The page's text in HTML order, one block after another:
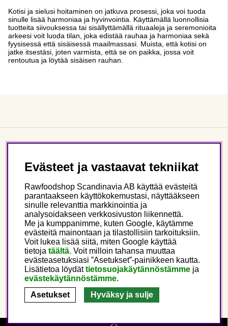
Kotisi ja sielusi hoitaminen on jatkuva prosessi, joka voi tuoda
sinulle lisää harmoniaa ja hyvinvointia. Käyttämällä luonnollisia
tuotteita siivouksessa tai sisällyttämällä rituaaleja ja seremonioita
arkeesi voit luoda tilan, joka edistää rauhaa ja harmoniaa sekä
fyysisessä että sisäisessä maailmassasi. Muista, että kotisi on
jatke itsestäsi, joten varmista, että se on paikka, jossa voit
rentoutua ja löytää sisäisen rauhan.
Seuraa meitä
Tämä on Rawfoodshop
Finland
Evästeet ja vastaavat tekniikat
Rawfoodshop Scandinavia AB käyttää evästeitä
parantaakseen käyttökokemustasi, näyttääkseen
sinulle relevanttia markkinointia ja
analysoidakseen verkkosivuston liikennettä.
Me ja kumppanimme, kuten Google, käytämme
evästeitä mainontaan ja tilastollisiin tarkoituksiin.
Voit lukea lisää siitä, miten Google käyttää
tietoja täältä. Voit milloin tahansa muuttaa
evästeasetuksiasi ”Asetukset”-painikkeen kautta.
Lisätietoa löydättietosuojakäytännöstämme ja
evästekäytännöstämme.
Asetukset
Hyväksy ja sulje